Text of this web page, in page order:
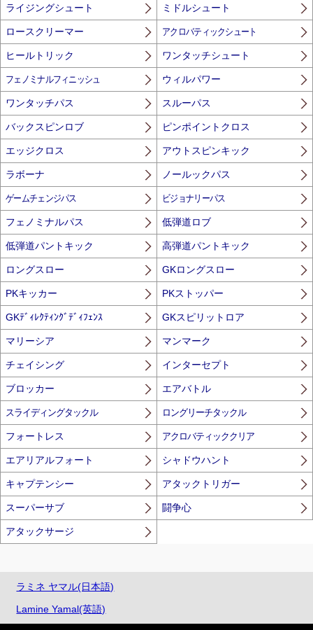
ライジングシュート ミドルシュート
ロースクリーマー アクロバティックシュート
ヒールトリック ワンタッチシュート
フェノミナルフィニッシュ ウィルパワー
ワンタッチパス スルーパス
バックスピンロブ ピンポイントクロス
エッジクロス アウトスピンキック
ラボーナ ノールックパス
ゲームチェンジパス ビジョナリーパス
フェノミナルパス 低弾道ロブ
低弾道パントキック 高弾道パントキック
ロングスロー GKロングスロー
PKキッカー PKストッパー
GKﾃﾞｨﾚｸﾃｨﾝｸﾞﾃﾞｨﾌｪﾝｽ GKスピリットロア
マリーシア マンマーク
チェイシング インターセプト
ブロッカー エアバトル
スライディングタックル ロングリーチタックル
フォートレス アクロバティッククリア
エアリアルフォート シャドウハント
キャプテンシー アタックトリガー
スーパーサブ 闘争心
アタックサージ
ラミネ ヤマル(日本語)
Lamine Yamal(英語)